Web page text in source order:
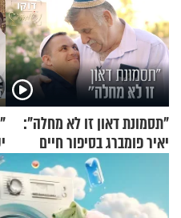
"תסמונת דאון זו לא מחלה":
יאיר פומברג בסיפור חיים
מעורר השראה